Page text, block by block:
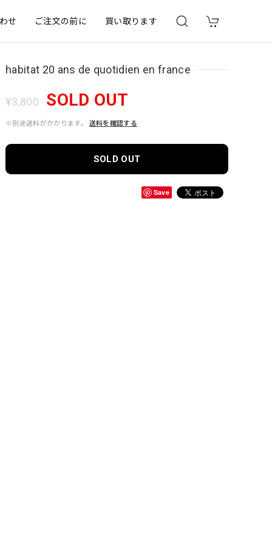
せ ご注文の前に 買い取ります
habitat 20 ans de quotidien en france
¥3,800 SOLD OUT
※別途送料がかかります。 送料を確認する
SOLD OUT
Save